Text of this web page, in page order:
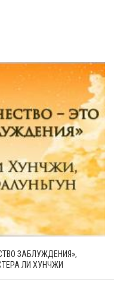
ЗАБЛУЖДЕНИЯ»,
ЛИ ХУНЧЖИ